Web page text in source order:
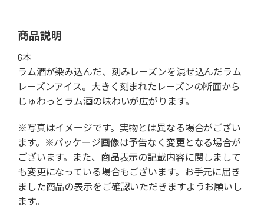
商品説明
6本
ラム酒が染み込んだ、刻みレーズンを混ぜ込んだラム
レーズンアイス。大きく刻まれたレーズンの断面から
じゅわっとラム酒の味わいが広がります。
※写真はイメージです。実物とは異なる場合がござい
ます。※パッケージ画像は予告なく変更となる場合が
ございます。また、商品表示の記載内容に関しまして
も変更になっている場合もございます。お手元に届き
ました商品の表示をご確認いただきますようお願いし
ます。